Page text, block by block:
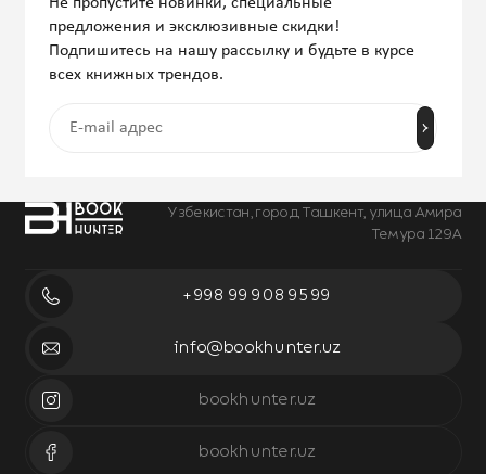
Узбекистан, город Ташкент, улица Амира
Темура 129А
+998 99 908 95 99
info@bookhunter.uz
bookhunter.uz
bookhunter.uz
предложения и эксклюзивные скидки!
Подпишитесь на нашу рассылку и будьте в курсе
всех книжных трендов.